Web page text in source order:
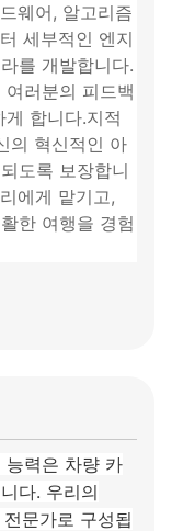
웨어, 알고리즘
세부적인 엔지
를 개발합니다.
러분의 피드백
합니다.지적
의 혁신적인 아
도록 보장합니
에게 맡기고,
한 여행을 경험
능력은 차량 카
다. 우리의
문가로 구성됩